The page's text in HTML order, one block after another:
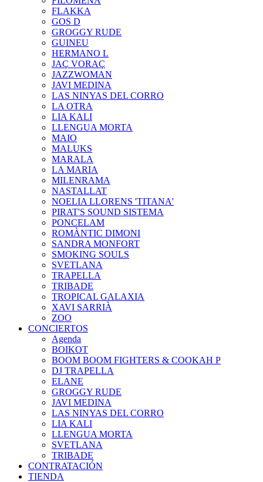
FLAKKA
GOS D
GROGGY RUDE
GUINEU
HERMANO L
JAÇ VORAÇ
JAZZWOMAN
JAVI MEDINA
LAS NINYAS DEL CORRO
LA OTRA
LIA KALI
LLENGUA MORTA
MAIO
MALUKS
MARALA
LA MARIA
MILENRAMA
NASTALLAT
NOELIA LLORENS 'TITANA'
PIRAT'S SOUND SISTEMA
PONCELAM
ROMÀNTIC DIMONI
SANDRA MONFORT
SMOKING SOULS
SVETLANA
TRAPELLA
TRIBADE
TROPICAL GALAXIA
XAVI SARRIÀ
ZOO
CONCIERTOS
Agenda
BOIKOT
BOOM BOOM FIGHTERS & COOKAH P
DJ TRAPELLA
ELANE
GROGGY RUDE
JAVI MEDINA
LAS NINYAS DEL CORRO
LIA KALI
LLENGUA MORTA
SVETLANA
TRIBADE
CONTRATACIÓN
TIENDA